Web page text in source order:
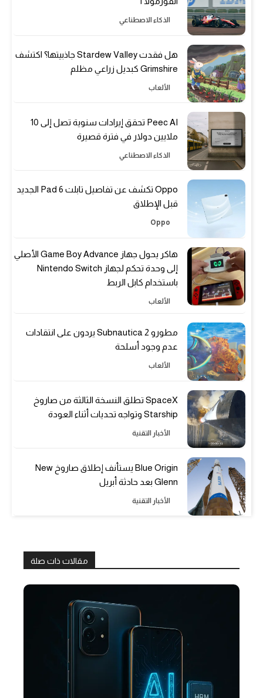
الذكاء الاصطناعي
هل فقدت Stardew Valley جاذبيتها؟ اكتشف
Grimshire كبديل زراعي مظلم
الألعاب
Peec AI تحقق إيرادات سنوية تصل إلى 10
ملايين دولار في فترة قصيرة
الذكاء الاصطناعي
Oppo تكشف عن تفاصيل تابلت Pad 6 الجديد
قبل الإطلاق
Oppo
هاكر يحول جهاز Game Boy Advance الأصلي
إلى وحدة تحكم لجهاز Nintendo Switch
باستخدام كابل الربط
الألعاب
مطورو Subnautica 2 يردون على انتقادات
عدم وجود أسلحة
الألعاب
SpaceX تطلق النسخة الثالثة من صاروخ
Starship وتواجه تحديات أثناء العودة
الأخبار التقنية
Blue Origin يستأنف إطلاق صاروخ New
Glenn بعد حادثة أبريل
الأخبار التقنية
مقالات ذات صلة